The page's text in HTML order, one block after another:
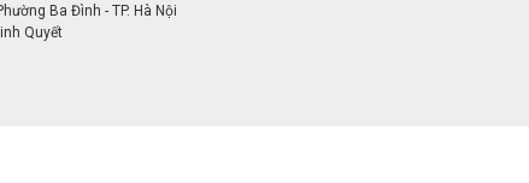
Ba Đình - TP. Hà Nội
Quyết